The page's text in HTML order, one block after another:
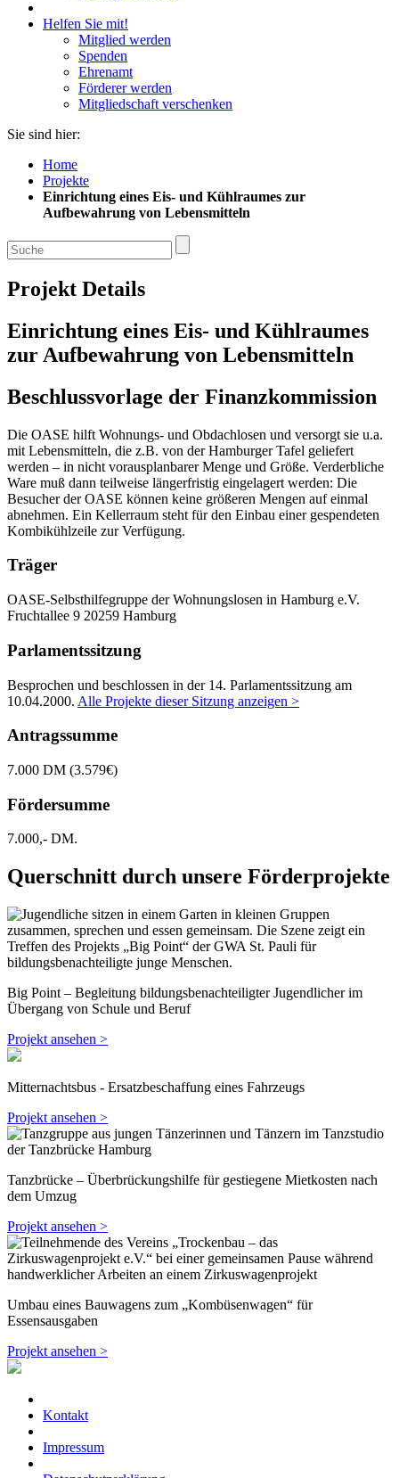
Helfen Sie mit!
Mitglied werden
Spenden
Ehrenamt
Förderer werden
Mitgliedschaft verschenken
Sie sind hier:
Home
Projekte
Einrichtung eines Eis- und Kühlraumes zur
Aufbewahrung von Lebensmitteln
Projekt Details
Einrichtung eines Eis- und Kühlraumes
zur Aufbewahrung von Lebensmitteln
Beschlussvorlage der Finanzkommission
Die OASE hilft Wohnungs- und Obdachlosen und versorgt sie u.a.
mit Lebensmitteln, die z.B. von der Hamburger Tafel geliefert
werden – in nicht vorausplanbarer Menge und Größe. Verderbliche
Ware muß dann teilweise längerfristig eingelagert werden: Die
Besucher der OASE können keine größeren Mengen auf einmal
abnehmen. Ein Kellerraum steht für den Einbau einer gespendeten
Kombikühlzeile zur Verfügung.
Träger
OASE-Selbsthilfegruppe der Wohnungslosen in Hamburg e.V.
Fruchtallee 9 20259 Hamburg
Parlamentssitzung
Besprochen und beschlossen in der 14. Parlamentssitzung am
10.04.2000. Alle Projekte dieser Sitzung anzeigen >
Antragssumme
7.000 DM (3.579€)
Fördersumme
7.000,- DM.
Querschnitt durch unsere Förderprojekte
Big Point – Begleitung bildungsbenachteiligter Jugendlicher im
Übergang von Schule und Beruf
Projekt ansehen >
Mitternachtsbus - Ersatzbeschaffung eines Fahrzeugs
Projekt ansehen >
Tanzbrücke – Überbrückungshilfe für gestiegene Mietkosten nach
dem Umzug
Projekt ansehen >
Umbau eines Bauwagens zum „Kombüsenwagen“ für
Essensausgaben
Projekt ansehen >
Kontakt
Impressum